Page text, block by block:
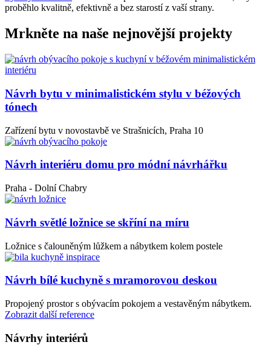
proběhlo kvalitně, efektivně a bez starostí z vaší strany.
Mrkněte na naše nejnovější projekty
Návrh bytu v minimalistickém stylu v béžových
tónech
Zařízení bytu v novostavbě ve Strašnicích, Praha 10
Návrh interiéru domu pro módní návrhářku
Praha - Dolní Chabry
Návrh světlé ložnice se skříní na míru
Ložnice s čalouněným lůžkem a nábytkem kolem postele
Návrh bílé kuchyně s mramorovou deskou
Propojený prostor s obývacím pokojem a vestavěným nábytkem.
Zobrazit další reference
Návrhy interiérů